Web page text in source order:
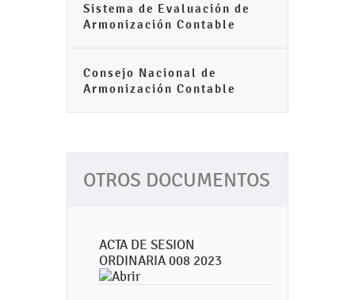
Sistema de Evaluación de
Armonización Contable
Consejo Nacional de
Armonización Contable
OTROS DOCUMENTOS
ACTA DE SESION
ORDINARIA 008 2023